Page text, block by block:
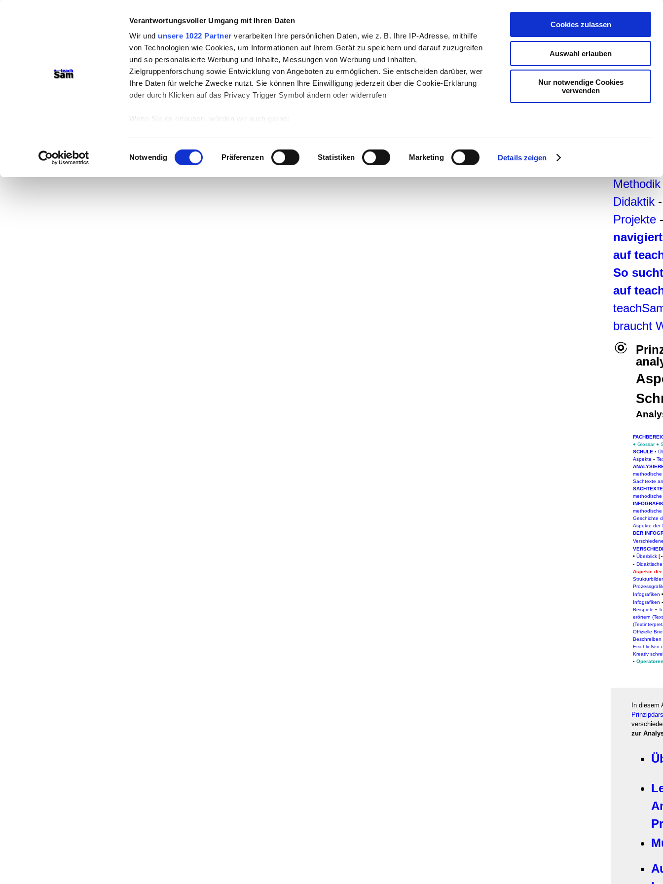
Verantwortungsvoller Umgang mit Ihren Daten
Wir und unsere 1022 Partner verarbeiten Ihre persönlichen Daten, wie z. B. Ihre IP-Adresse, mithilfe
von Technologien wie Cookies, um Informationen auf Ihrem Gerät zu speichern und darauf zuzugreifen
und so personalisierte Werbung und Inhalte, Messungen von Werbung und Inhalten,
Zielgruppenforschung sowie Entwicklung von Angeboten zu ermöglichen. Sie entscheiden darüber, wer
Ihre Daten für welche Zwecke nutzt. Sie können Ihre Einwilligung jederzeit über die Cookie-Erklärung
oder durch Klicken auf das Privacy Trigger Symbol ändern oder widerrufen
Wenn Sie es erlauben, würden wir auch gerne:
Ihr Gerät durch aktives Scannen nach bestimmten Merkmalen (Fingerprinting) identifizieren
Erfahren Sie mehr darüber, wie Ihre persönlichen Daten verarbeitet werden, und legen Sie Ihre
Präferenzen imAbschnitt Einzelheitenfest.
Einwilligungsauswahl
Notwendig Präferenzen Statistiken Marketing Details zeigen
Cookies zulassen
Auswahl erlauben
Nur notwendige Cookies
verwenden
-
Didaktik -
Projekte
auf
So
auf
braucht
● Glossar ●
SCHULE ▪
Aspekte ▪
methodische
Sachtexte
methodische
methodische
Geschichte
Aspekte der
DER
▪ Überblick [
▪
Aspekte
Strukturbilder
Infografiken
Infografiken ▪
Beispiele ▪
erörtern
Offizielle
Beschreiben
Erschließen
Kreativ
▪
In diesem
zur